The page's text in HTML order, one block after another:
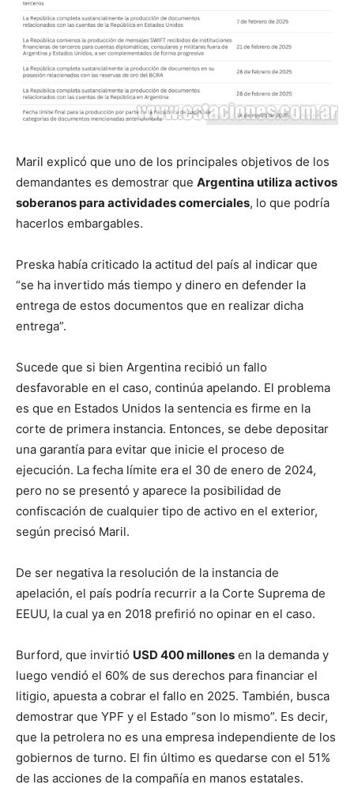
Maril explicó que uno de los principales objetivos de los
demandantes es demostrar que Argentina utiliza activos
soberanos para actividades comerciales, lo que podría
hacerlos embargables.
Preska había criticado la actitud del país al indicar que
“se ha invertido más tiempo y dinero en defender la
entrega de estos documentos que en realizar dicha
entrega”.
Sucede que si bien Argentina recibió un fallo
desfavorable en el caso, continúa apelando. El problema
es que en Estados Unidos la sentencia es firme en la
corte de primera instancia. Entonces, se debe depositar
una garantía para evitar que inicie el proceso de
ejecución. La fecha límite era el 30 de enero de 2024,
pero no se presentó y aparece la posibilidad de
confiscación de cualquier tipo de activo en el exterior,
según precisó Maril.
De ser negativa la resolución de la instancia de
apelación, el país podría recurrir a la Corte Suprema de
EEUU, la cual ya en 2018 prefirió no opinar en el caso.
Burford, que invirtió USD 400 millones en la demanda y
luego vendió el 60% de sus derechos para financiar el
litigio, apuesta a cobrar el fallo en 2025. También, busca
demostrar que YPF y el Estado “son lo mismo”. Es decir,
que la petrolera no es una empresa independiente de los
gobiernos de turno. El fin último es quedarse con el 51%
de las acciones de la compañía en manos estatales.